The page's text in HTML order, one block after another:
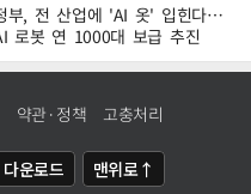
부, 전 산업에 'AI 옷' 입힌다…
로봇 연 1000대 보급 추진
약관·정책 고충처리
운로드 맨위로↑